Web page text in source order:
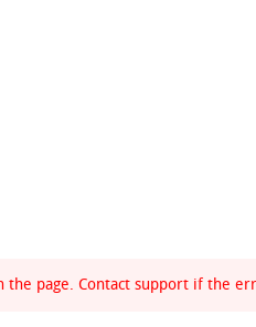
the page. Contact support if the